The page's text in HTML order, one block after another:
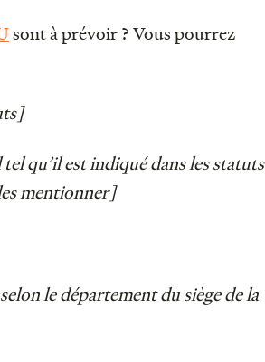
sont à prévoir ? Vous pourrez
qu’il est indiqué dans les statuts
mentionner]
le département du siège de la